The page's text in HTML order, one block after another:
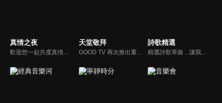
真情之夜 天堂敬拜
GOOD TV 再次推出重量級音樂節目《天堂敬拜》，匯集當代知名音樂人，在敬拜水流中引領觀眾經歷神的同在。期盼觀眾收看時，神的同在降臨、聖靈充滿；透過音樂成為橋樑，讓神同在的氛圍，吸引非基督徒渴望認識神，得著救恩。
詩歌精選
精選詩歌單曲，讓我們獻上全心全人的敬拜。